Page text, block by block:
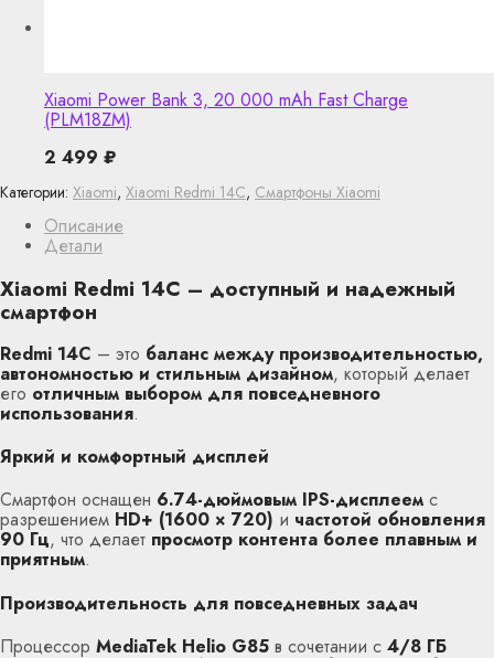
Описание
Детали
Xiaomi Redmi 14C – доступный и надежный
смартфон
Redmi 14C – это баланс между производительностью,
автономностью и стильным дизайном, который делает
его отличным выбором для повседневного
использования.
Яркий и комфортный дисплей
Смартфон оснащен 6.74-дюймовым IPS-дисплеем с
разрешением HD+ (1600 × 720) и частотой обновления
90 Гц, что делает просмотр контента более плавным и
приятным.
Производительность для повседневных задач
Процессор MediaTek Helio G85 в сочетании с 4/8 ГБ
Категории: Xiaomi, Xiaomi Redmi 14C, Смартфоны Xiaomi
Xiaomi Power Bank 3, 20 000 mAh Fast Charge
(PLM18ZM)
2 499 ₽